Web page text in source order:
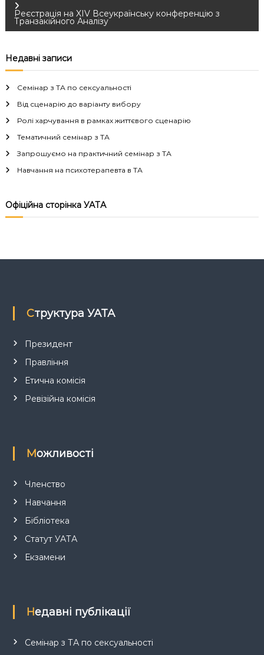
а
і
г
а
ц
і
я
а
и
в
Реєстрація на XIV Всеукраїнську конференцію з
Транзакійного Аналізу
Недавні записи
Семінар з ТА по сексуальності
Від сценарію до варіанту вибору
Ролі харчування в рамках життєвого сценарію
Тематичний семінар з ТА
Запрошуємо на практичний семінар з ТА
Навчання на психотерапевта в ТА
Офіційна сторінка УАТА
Структура УАТА
Президент
Правління
Етична комісія
Ревізійна комісія
Можливості
Членство
Навчання
Бібліотека
Статут УАТА
Екзамени
Недавні публікації
Семінар з ТА по сексуальності